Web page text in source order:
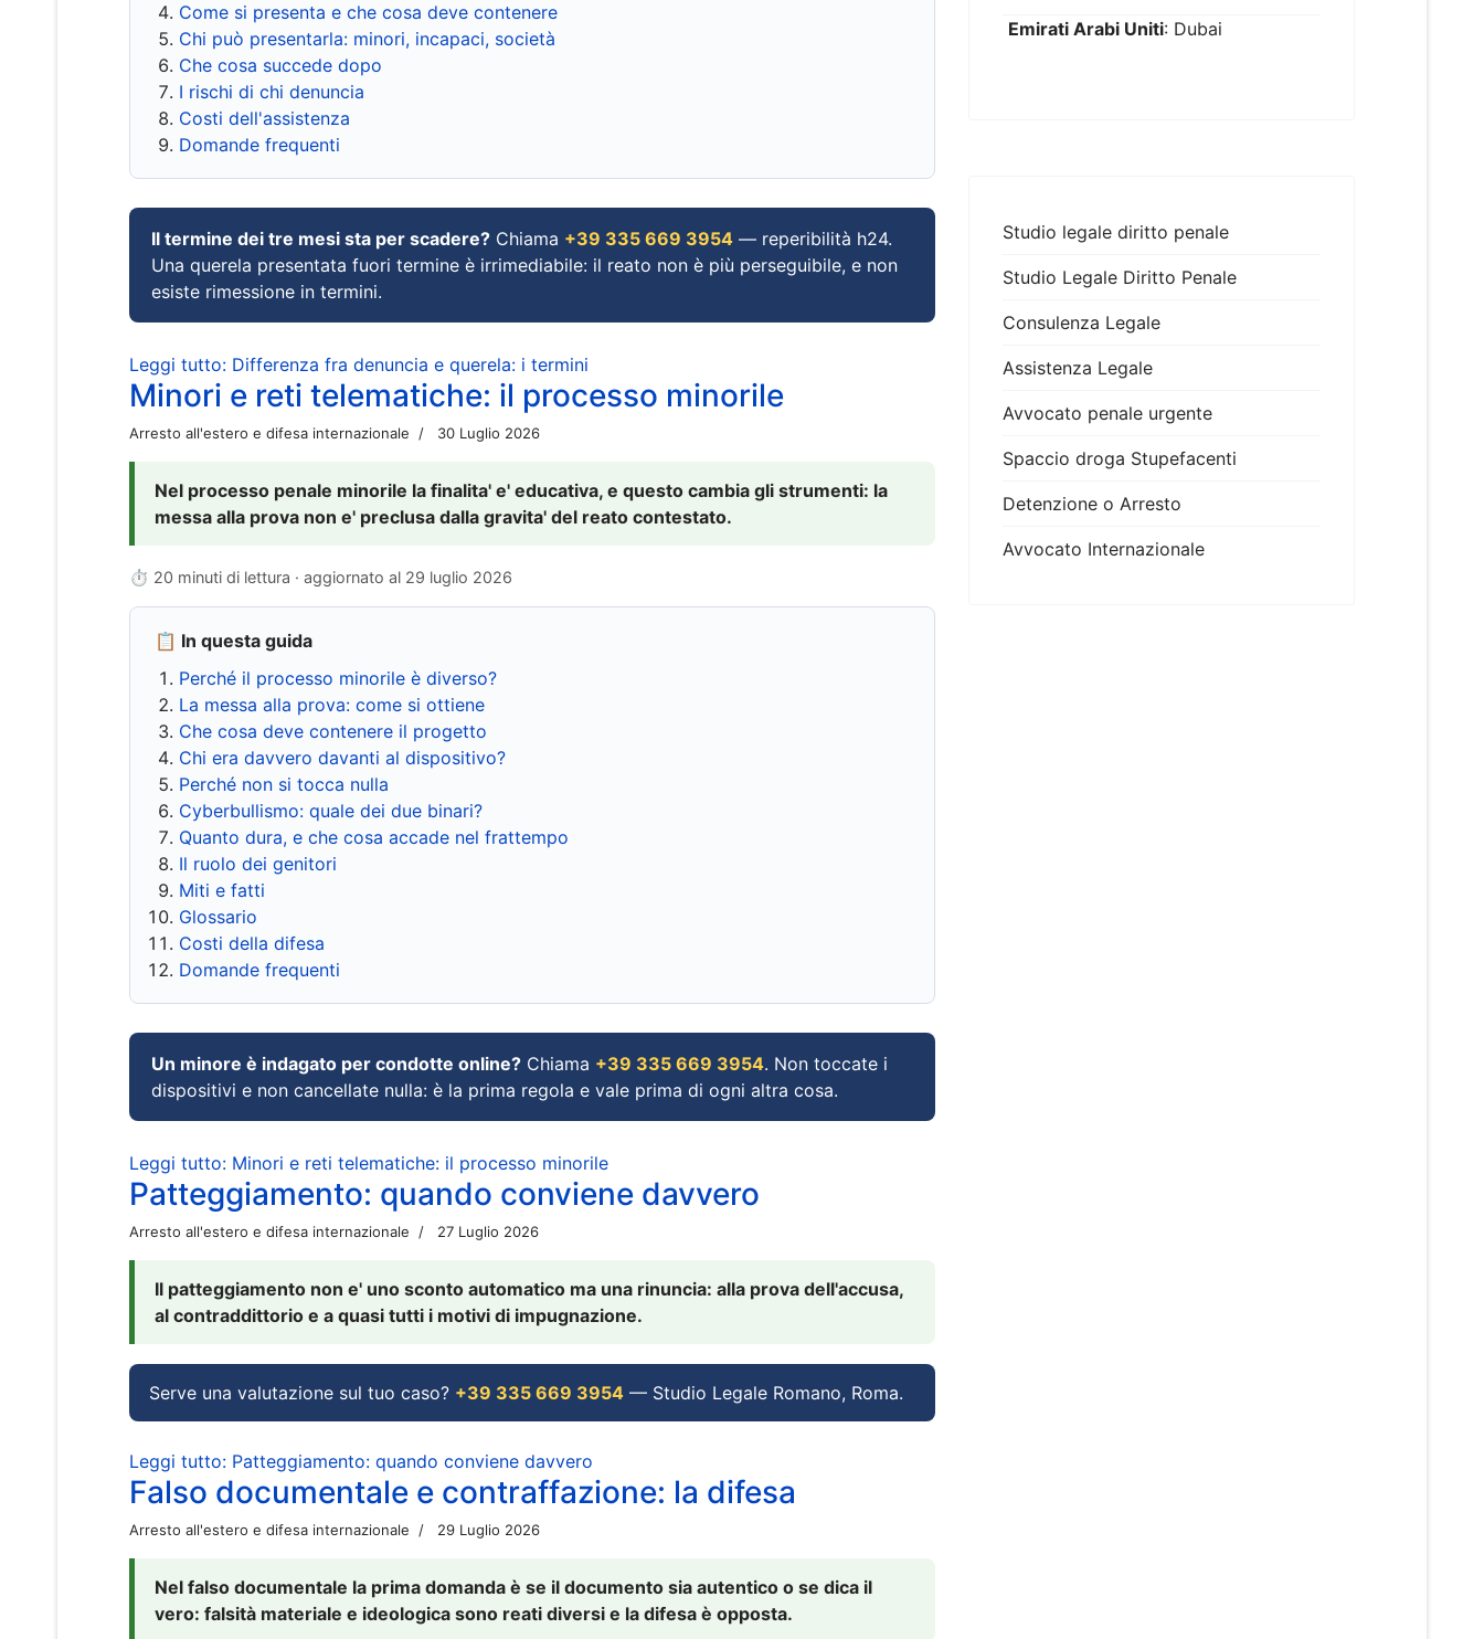
Come si presenta e che cosa deve contenere
Chi può presentarla: minori, incapaci, società
Che cosa succede dopo
I rischi di chi denuncia
Costi dell'assistenza
Domande frequenti
Il termine dei tre mesi sta per scadere? Chiama +39 335 669 3954 — reperibilità h24.
Una querela presentata fuori termine è irrimediabile: il reato non è più perseguibile, e non
esiste rimessione in termini.
Leggi tutto: Differenza fra denuncia e querela: i termini
Minori e reti telematiche: il processo minorile
Arresto all'estero e difesa internazionale 30 Luglio 2026
Nel processo penale minorile la finalita' e' educativa, e questo cambia gli strumenti: la
messa alla prova non e' preclusa dalla gravita' del reato contestato.
⏱ 20 minuti di lettura · aggiornato al 29 luglio 2026
📋 In questa guida
Perché il processo minorile è diverso?
La messa alla prova: come si ottiene
Che cosa deve contenere il progetto
Chi era davvero davanti al dispositivo?
Perché non si tocca nulla
Cyberbullismo: quale dei due binari?
Quanto dura, e che cosa accade nel frattempo
Il ruolo dei genitori
Miti e fatti
Glossario
Costi della difesa
Domande frequenti
Un minore è indagato per condotte online? Chiama +39 335 669 3954. Non toccate i
dispositivi e non cancellate nulla: è la prima regola e vale prima di ogni altra cosa.
Leggi tutto: Minori e reti telematiche: il processo minorile
Patteggiamento: quando conviene davvero
Arresto all'estero e difesa internazionale 27 Luglio 2026
Il patteggiamento non e' uno sconto automatico ma una rinuncia: alla prova dell'accusa,
al contraddittorio e a quasi tutti i motivi di impugnazione.
Serve una valutazione sul tuo caso? +39 335 669 3954 — Studio Legale Romano, Roma.
Leggi tutto: Patteggiamento: quando conviene davvero
Falso documentale e contraffazione: la difesa
Arresto all'estero e difesa internazionale 29 Luglio 2026
Nel falso documentale la prima domanda è se il documento sia autentico o se dica il
vero: falsità materiale e ideologica sono reati diversi e la difesa è opposta.
Emirati Arabi Uniti: Dubai
Studio legale diritto penale
Studio Legale Diritto Penale
Consulenza Legale
Assistenza Legale
Avvocato penale urgente
Spaccio droga Stupefacenti
Detenzione o Arresto
Avvocato Internazionale